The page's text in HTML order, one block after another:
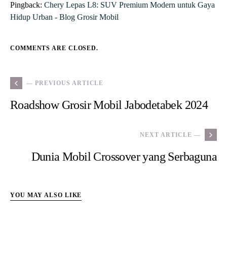
Pingback: Chery Lepas L8: SUV Premium Modern untuk Gaya
Hidup Urban - Blog Grosir Mobil
COMMENTS ARE CLOSED.
— PREVIOUS ARTICLE
Roadshow Grosir Mobil Jabodetabek 2024
NEXT ARTICLE —
Dunia Mobil Crossover yang Serbaguna
YOU MAY ALSO LIKE